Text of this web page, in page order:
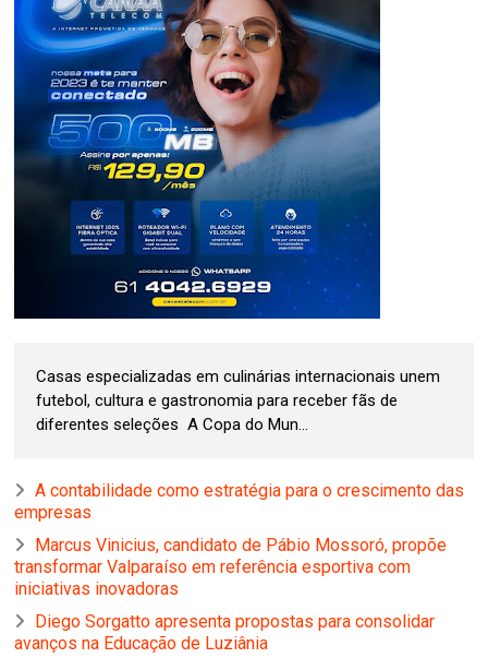
Casas especializadas em culinárias internacionais unem
futebol, cultura e gastronomia para receber fãs de
diferentes seleções A Copa do Mun...
A contabilidade como estratégia para o crescimento das
empresas
Marcus Vinicius, candidato de Pábio Mossoró, propõe
transformar Valparaíso em referência esportiva com
iniciativas inovadoras
Diego Sorgatto apresenta propostas para consolidar
avanços na Educação de Luziânia